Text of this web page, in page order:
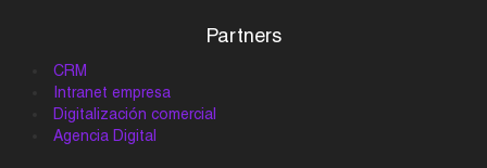
Partners
CRM
Intranet empresa
Digitalización comercial
Agencia Digital